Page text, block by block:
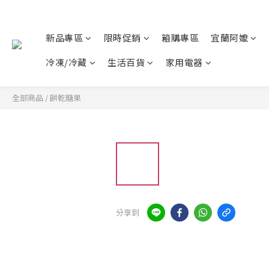
新品專區 限時促銷 箱購專區 宜蘭阿嬤
冷凍/冷藏
生活百貨 家用電器
全部商品 /餅乾糖果
分享到